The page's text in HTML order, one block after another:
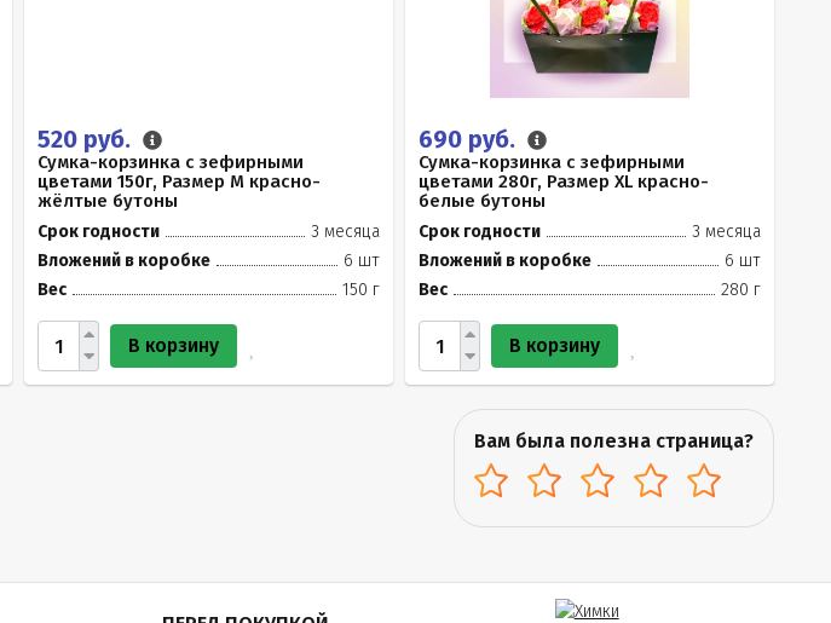
520 руб.
Сумка-корзинка с зефирными
цветами 150г, Размер М красно-
жёлтые бутоны
Срок годности
3 месяца
Вложений в коробке
6 шт
Вес
150 г
В корзину
690 руб.
Сумка-корзинка с зефирными
цветами 280г, Размер XL красно-
белые бутоны
Срок годности
3 месяца
Вложений в коробке
6 шт
Вес
280 г
В корзину
Вам была полезна страница?